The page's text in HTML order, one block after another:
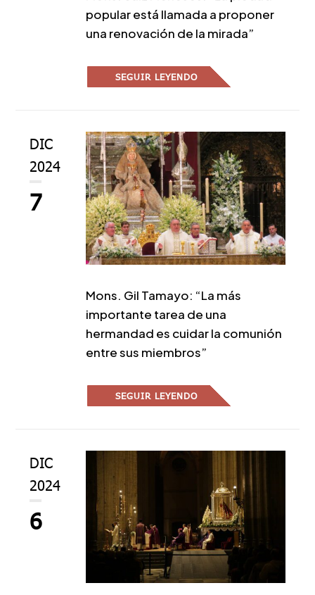
popular está llamada a proponer
una renovación de la mirada”
SEGUIR LEYENDO
DIC
2024
7
Mons. Gil Tamayo: “La más
importante tarea de una
hermandad es cuidar la comunión
entre sus miembros”
SEGUIR LEYENDO
DIC
2024
6